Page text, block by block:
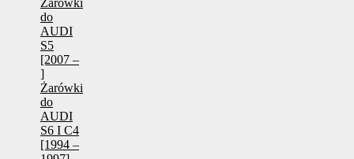
Żarówki
do
AUDI
S5
[2007 –
]
Żarówki
do
AUDI
S6 I C4
[1994 –